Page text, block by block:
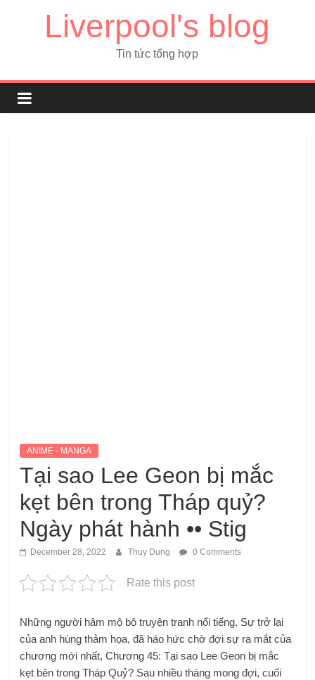
Liverpool's blog
Tin tức tổng hợp
ANIME - MANGA
Tại sao Lee Geon bị mắc
kẹt bên trong Tháp quỷ?
Ngày phát hành •• Stig
December 28, 2022 Thuy Dung 0 Comments
Rate this post
Những người hâm mộ bộ truyện tranh nổi tiếng, Sự trở lại
của anh hùng thảm họa, đã háo hức chờ đợi sự ra mắt của
chương mới nhất, Chương 45: Tại sao Lee Geon bị mắc
kẹt bên trong Tháp Quỷ? Sau nhiều tháng mong đợi, cuối